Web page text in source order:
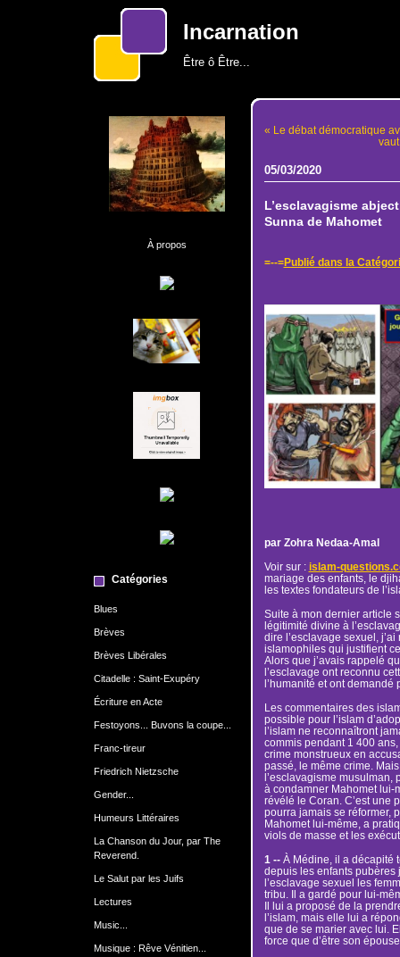
Incarnation
Être ô Être...
À propos
Catégories
Blues
Brèves
Brèves Libérales
Citadelle : Saint-Exupéry
Écriture en Acte
Festoyons... Buvons la coupe...
Franc-tireur
Friedrich Nietzsche
Gender...
Humeurs Littéraires
La Chanson du Jour, par The
Reverend.
Le Salut par les Juifs
Lectures
Music...
Musique : Rêve Vénitien...
« Le débat démocratique
05/03/2020
L’esclavagisme
Sunna de Mahomet
=--=Publié dans la
par Zohra Nedaa-Amal
Voir sur : islam-
mariage des enfants, le
les textes fondateurs de
Suite à mon dernier article
légitimité divine à
dire l’esclavage sexuel,
islamophiles qui justifient
Alors que j’avais rappelé
l’esclavage ont reconnu
l’humanité et ont demandé
Les commentaires des
possible pour l’islam
l’islam ne reconnaîtront
commis pendant 1 400
crime monstrueux en
passé, le même crime.
l’esclavagisme musulman,
à condamner Mahomet lui-
révélé le Coran. C’est une
pourra jamais se réformer,
Mahomet lui-même, a
viols de masse et les
1 -- À Médine, il a décapité
depuis les enfants pubères
l’esclavage sexuel les
tribu. Il a gardé pour lui-
Il lui a proposé de la
l’islam, mais elle lui a
que de se marier avec lui.
force que d’être son